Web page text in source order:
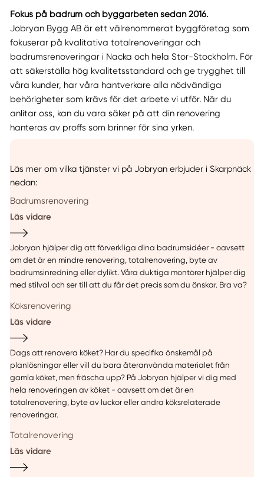
Fokus på badrum och byggarbeten sedan 2016.
Jobryan Bygg AB är ett välrenommerat byggföretag som
fokuserar på kvalitativa totalrenoveringar och
badrumsrenoveringar i Nacka och hela Stor-Stockholm. För
att säkerställa hög kvalitetsstandard och ge trygghet till
våra kunder, har våra hantverkare alla nödvändiga
behörigheter som krävs för det arbete vi utför. När du
anlitar oss, kan du vara säker på att din renovering
hanteras av proffs som brinner för sina yrken.
Läs mer om vilka tjänster vi på Jobryan erbjuder i Skarpnäck
nedan:
Badrumsrenovering
Läs vidare
Jobryan hjälper dig att förverkliga dina badrumsidéer - oavsett
om det är en mindre renovering, totalrenovering, byte av
badrumsinredning eller dylikt. Våra duktiga montörer hjälper dig
med stilval och ser till att du får det precis som du önskar. Bra va?
Köksrenovering
Läs vidare
Dags att renovera köket? Har du specifika önskemål på
planlösningar eller vill du bara återanvända materialet från
gamla köket, men fräscha upp? På Jobryan hjälper vi dig med
hela renoveringen av köket - oavsett om det är en
totalrenovering, byte av luckor eller andra köksrelaterade
renoveringar.
Totalrenovering
Läs vidare